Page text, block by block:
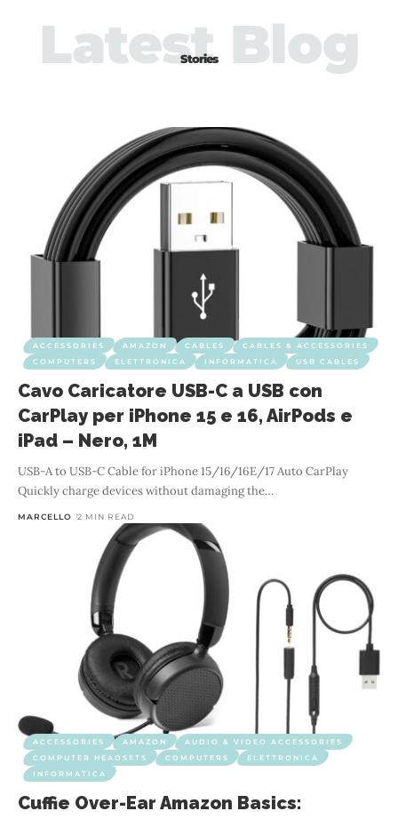
Stories
Latest Blog
ACCESSORIES AMAZON CABLES
CABLES & ACCESSORIES
COMPUTERS
ELETTRONICA INFORMATICA USB CABLES
Cavo Caricatore USB-C a USB con
CarPlay per iPhone 15 e 16, AirPods e
iPad – Nero, 1M
USB-A to USB-C Cable for iPhone 15/16/16E/17 Auto CarPlay
Quickly charge devices without damaging the…
MARCELLO 2 MIN READ
ACCESSORIES AMAZON
AUDIO & VIDEO ACCESSORIES
COMPUTER HEADSETS
COMPUTERS
ELETTRONICA
INFORMATICA
Cuffie Over-Ear Amazon Basics: